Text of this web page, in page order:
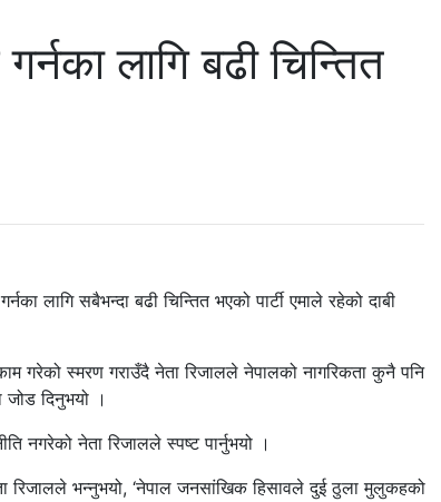
लागि बढी चिन्तित
लागि सबैभन्दा बढी चिन्तित भएको पार्टी एमाले रहेको दाबी
गरेको स्मरण गराउँदै नेता रिजालले नेपालको नागरिकता कुनै पनि
दिनुभयो ।
नगरेको नेता रिजालले स्पष्ट पार्नुभयो ।
रिजालले भन्नुभयो, ‘नेपाल जनसांखिक हिसावले दुई ठुला मुलुकहको